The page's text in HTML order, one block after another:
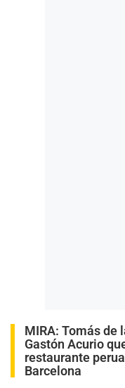
MIRA: Tomás de
Gastón Acurio
restaurante
Barcelona